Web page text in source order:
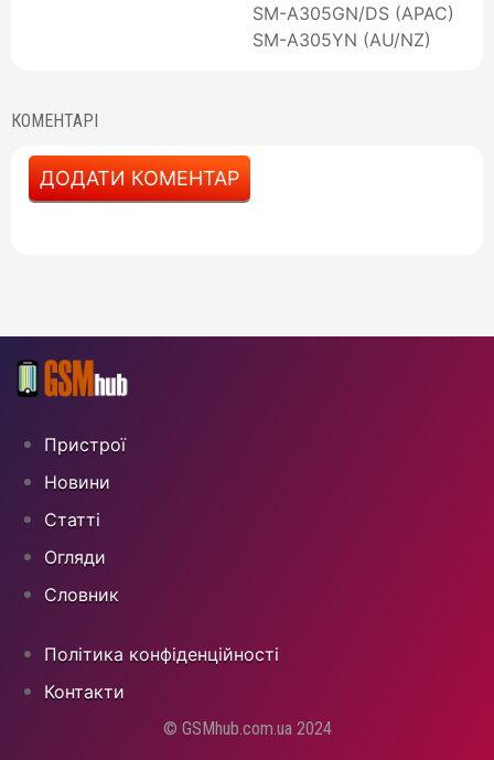
SM-A305GN/DS (APAC)
SM-A305YN (AU/NZ)
КОМЕНТАРІ
ДОДАТИ КОМЕНТАР
Пристрої
Новини
Статті
Огляди
Cловник
Політика конфіденційності
Контакти
© GSMhub.com.ua 2024